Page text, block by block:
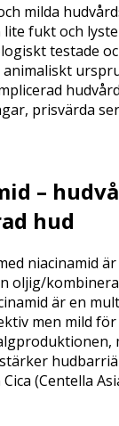
milda
fukt och
testade
prisvärda
–
hud
niacinamid
oljig/
är en
men mild för
(Centella